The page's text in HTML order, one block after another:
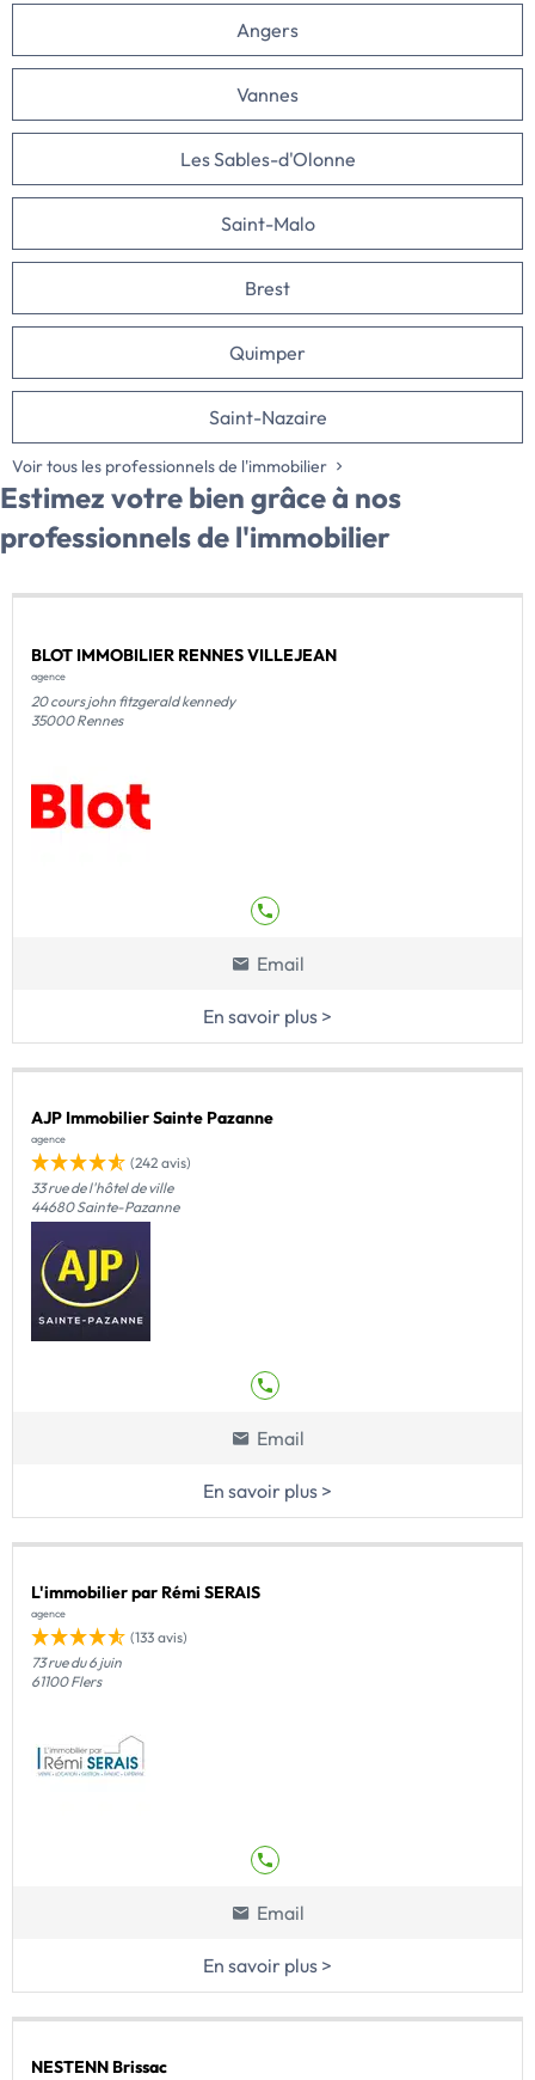
Angers
Vannes
Les Sables-d'Olonne
Saint-Malo
Brest
Quimper
Saint-Nazaire
Voir tous les professionnels de l'immobilier
Estimez votre bien grâce à nos
professionnels de l'immobilier
BLOT IMMOBILIER RENNES VILLEJEAN
agence
20 cours john fitzgerald kennedy
35000 Rennes
Email
En savoir plus >
AJP Immobilier Sainte Pazanne
agence
(242 avis)
33 rue de l'hôtel de ville
44680 Sainte-Pazanne
Email
En savoir plus >
L'immobilier par Rémi SERAIS
agence
(133 avis)
73 rue du 6 juin
61100 Flers
Email
En savoir plus >
NESTENN Brissac